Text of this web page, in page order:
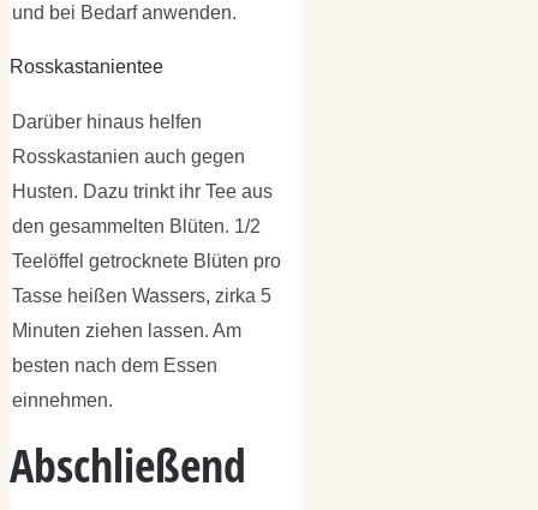
und bei Bedarf anwenden.
Rosskastanientee
Darüber hinaus helfen
Rosskastanien auch gegen
Husten. Dazu trinkt ihr Tee aus
den gesammelten Blüten. 1/2
Teelöffel getrocknete Blüten pro
Tasse heißen Wassers, zirka 5
Minuten ziehen lassen. Am
besten nach dem Essen
einnehmen.
Abschließend